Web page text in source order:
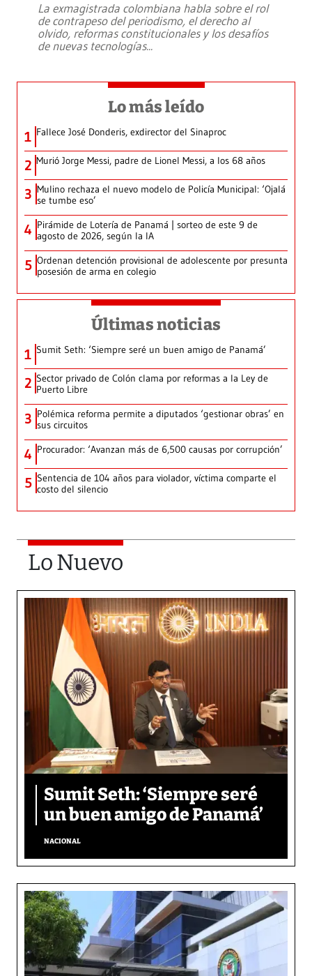
La exmagistrada colombiana habla sobre el rol
de contrapeso del periodismo, el derecho al
olvido, reformas constitucionales y los desafíos
de nuevas tecnologías...
Lo más leído
1 Fallece José Donderis, exdirector del Sinaproc
2 Murió Jorge Messi, padre de Lionel Messi, a los 68 años
3 Mulino rechaza el nuevo modelo de Policía Municipal: ‘Ojalá
se tumbe eso’
4 Pirámide de Lotería de Panamá | sorteo de este 9 de
agosto de 2026, según la IA
5 Ordenan detención provisional de adolescente por presunta
posesión de arma en colegio
Últimas noticias
1 Sumit Seth: ‘Siempre seré un buen amigo de Panamá’
2 Sector privado de Colón clama por reformas a la Ley de
Puerto Libre
3 Polémica reforma permite a diputados ‘gestionar obras’ en
sus circuitos
4 Procurador: ‘Avanzan más de 6,500 causas por corrupción’
5 Sentencia de 104 años para violador, víctima comparte el
costo del silencio
Lo Nuevo
Sumit Seth: ‘Siempre seré
un buen amigo de Panamá’
NACIONAL